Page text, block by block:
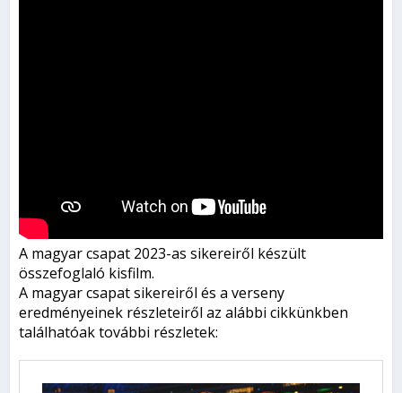
A magyar csapat 2023-as sikereiről készült
összefoglaló kisfilm.
A magyar csapat sikereiről és a verseny
eredményeinek részleteiről az alábbi cikkünkben
találhatóak további részletek: